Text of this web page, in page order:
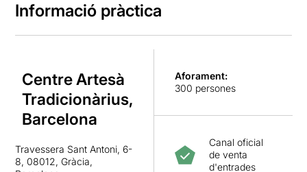
Informació pràctica
Centre Artesà
Tradicionàrius,
Barcelona
Travessera Sant Antoni, 6-
8, 08012, Gràcia,
Aforament:
300 persones
Canal oficial
de venta
d'entrades